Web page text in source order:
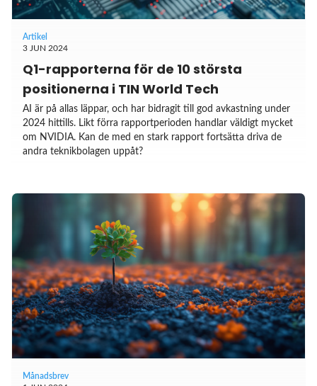
Artikel
3 JUN 2024
Q1-rapporterna för de 10 största
positionerna i TIN World Tech
AI är på allas läppar, och har bidragit till god avkastning under
2024 hittills. Likt förra rapportperioden handlar väldigt mycket
om NVIDIA. Kan de med en stark rapport fortsätta driva de
andra teknikbolagen uppåt?
Månadsbrev